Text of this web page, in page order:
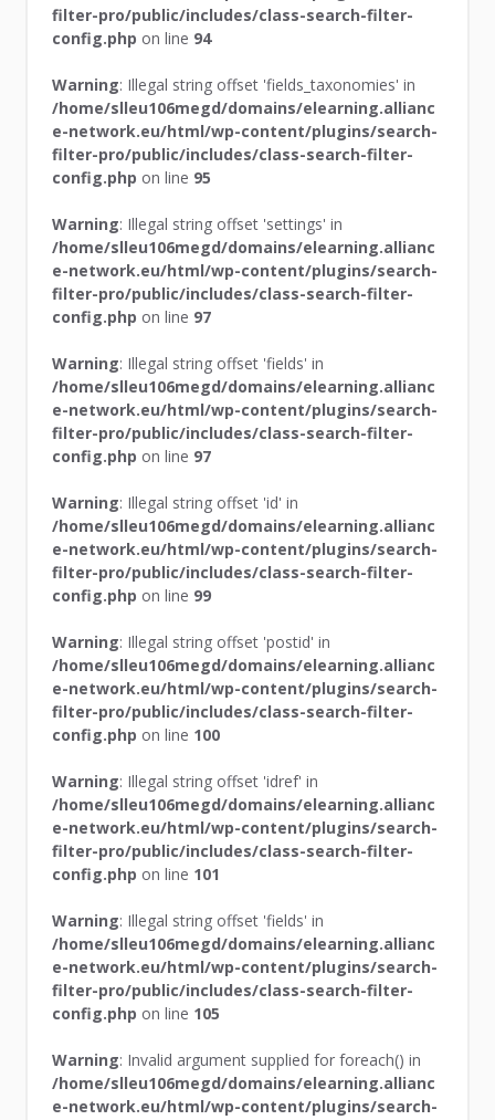
filter-pro/public/includes/class-search-filter-
config.php on line 94
Warning: Illegal string offset 'fields_taxonomies' in
/home/slleu106megd/domains/elearning.allianc
e-network.eu/html/wp-content/plugins/search-
filter-pro/public/includes/class-search-filter-
config.php on line 95
Warning: Illegal string offset 'settings' in
/home/slleu106megd/domains/elearning.allianc
e-network.eu/html/wp-content/plugins/search-
filter-pro/public/includes/class-search-filter-
config.php on line 97
Warning: Illegal string offset 'fields' in
/home/slleu106megd/domains/elearning.allianc
e-network.eu/html/wp-content/plugins/search-
filter-pro/public/includes/class-search-filter-
config.php on line 97
Warning: Illegal string offset 'id' in
/home/slleu106megd/domains/elearning.allianc
e-network.eu/html/wp-content/plugins/search-
filter-pro/public/includes/class-search-filter-
config.php on line 99
Warning: Illegal string offset 'postid' in
/home/slleu106megd/domains/elearning.allianc
e-network.eu/html/wp-content/plugins/search-
filter-pro/public/includes/class-search-filter-
config.php on line 100
Warning: Illegal string offset 'idref' in
/home/slleu106megd/domains/elearning.allianc
e-network.eu/html/wp-content/plugins/search-
filter-pro/public/includes/class-search-filter-
config.php on line 101
Warning: Illegal string offset 'fields' in
/home/slleu106megd/domains/elearning.allianc
e-network.eu/html/wp-content/plugins/search-
filter-pro/public/includes/class-search-filter-
config.php on line 105
Warning: Invalid argument supplied for foreach() in
/home/slleu106megd/domains/elearning.allianc
e-network.eu/html/wp-content/plugins/search-